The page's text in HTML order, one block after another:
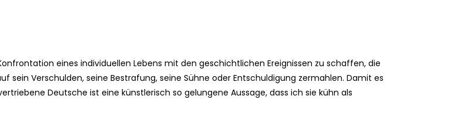
eines individuellen Lebens mit den geschichtlichen Ereignissen zu schaffen, die
sein Verschulden, seine Bestrafung, seine Sühne oder Entschuldigung zermahlen. Damit es
Deutsche ist eine künstlerisch so gelungene Aussage, dass ich sie kühn als